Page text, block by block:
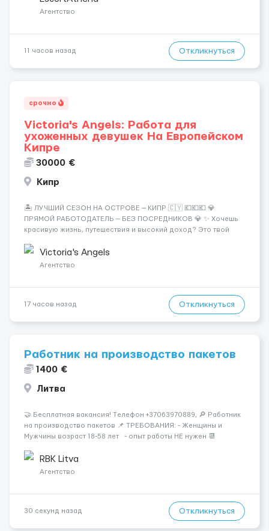
Требования: ✔️ Возраст от ...
Агентство
11 часов назад Откликнуться
срочно
Victoria's Angels: Работа для
ухоженных девушек На Европейском
Кипре
30000 €
Кипр
🏝️ ЛУЧШИЙ СЕЗОН НА ОСТРОВЕ — КИПР 🇨🇾 💶💶💶 💎
ПРЯМОЙ РАБОТОДАТЕЛЬ — БЕЗ ПОСРЕДНИКОВ 💎 ✨ Хочешь
красивую жизнь, путешествия и высокий доход? Это твой
Опытная команда с годами практики — Стабильный поток
клиентов (без ...
Victoria's Angels
Агентство
17 часов назад Откликнуться
Работник на производство пакетов
1400 €
Литва
🤝 Бесплатная вакансия! Tелефон +37063970889, 🔎 Работник
на производство пакетов 📌 ТРЕБОВАНИЯ: - Женщины и
Мужчины возраст 18-58 лет - опыт работы НЕ нужен 📆
должности), смены по 11-12 часов 💳 ОПЛАТА ...
RBK Litva
Агентство
30 секунд назад Откликнуться